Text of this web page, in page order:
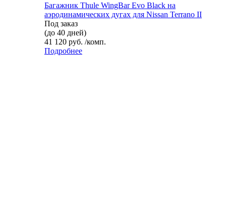
Багажник Thule WingBar Evo Black на
аэродинамических дугах для Nissan Terrano II
Под заказ
(до 40 дней)
41 120 руб. /комп.
Подробнее